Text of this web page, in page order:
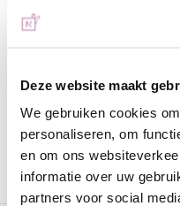
Deze website maakt
We gebruiken cookies
personaliseren, om
en om ons
informatie over uw
partners voor social
kunstnagel. Deze
verwijderen van de
vijlen hebben een prettige
nagel kunt bufferen. Door
sterk en buigen deze niet
druk kunt zetten.